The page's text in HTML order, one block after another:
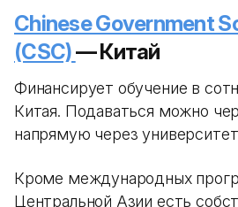
Chinese Government
(CSC)— Китай
Финансирует обучение в
Китая. Подаваться можно
напрямую через
Кроме международных
Центральной Азии есть